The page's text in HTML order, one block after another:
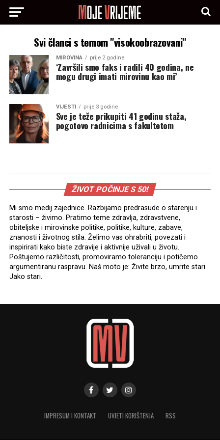
Svi članci s temom "visokoobrazovani"
MIROVINA prije 2 godine
‘Završili smo faks i radili 40 godina, ne
mogu drugi imati mirovinu kao mi’
VIJESTI prije 3 godine
Sve je teže prikupiti 41 godinu staža,
pogotovo radnicima s fakultetom
ŽIVOT POČINJE S 50!
Mi smo medij zajednice. Razbijamo predrasude o starenju i
starosti – živimo. Pratimo teme zdravlja, zdravstvene,
obiteljske i mirovinske politike, politike, kulture, zabave,
znanosti i životnog stila. Želimo vas ohrabriti, povezati i
inspirirati kako biste zdravije i aktivnije uživali u životu.
Poštujemo različitosti, promoviramo toleranciju i potičemo
argumentiranu raspravu. Naš moto je: Živite brzo, umrite stari.
Jako stari.
IMPRESUM I KONTAKT UVJETI KORIŠTENJA RSS